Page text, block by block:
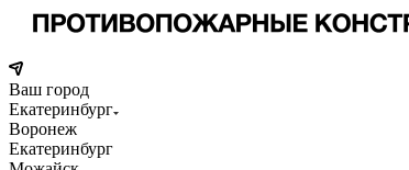
Ваш город
Екатеринбург
Воронеж
Екатеринбург